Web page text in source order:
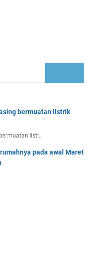
bermuatan listrik
listr…
pada awal Maret